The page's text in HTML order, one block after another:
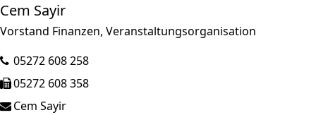
Cem Sayir
Vorstand Finanzen, Veranstaltungsorganisation
05272 608 258
05272 608 358
Cem Sayir